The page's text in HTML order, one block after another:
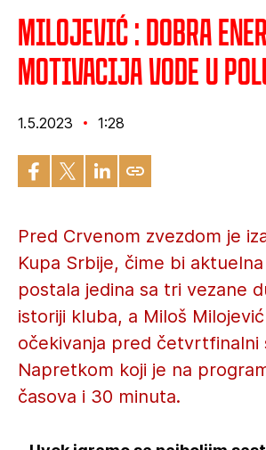
Milojević : Dobra
motivacija vode u
1.5.2023 1:28
Pred Crvenom zvezdom je
Kupa Srbije, čime bi
postala jedina sa tri vezane
istoriji kluba, a Miloš
očekivanja pred četvrtfinalni
Napretkom koji je na
časova i 30 minuta.